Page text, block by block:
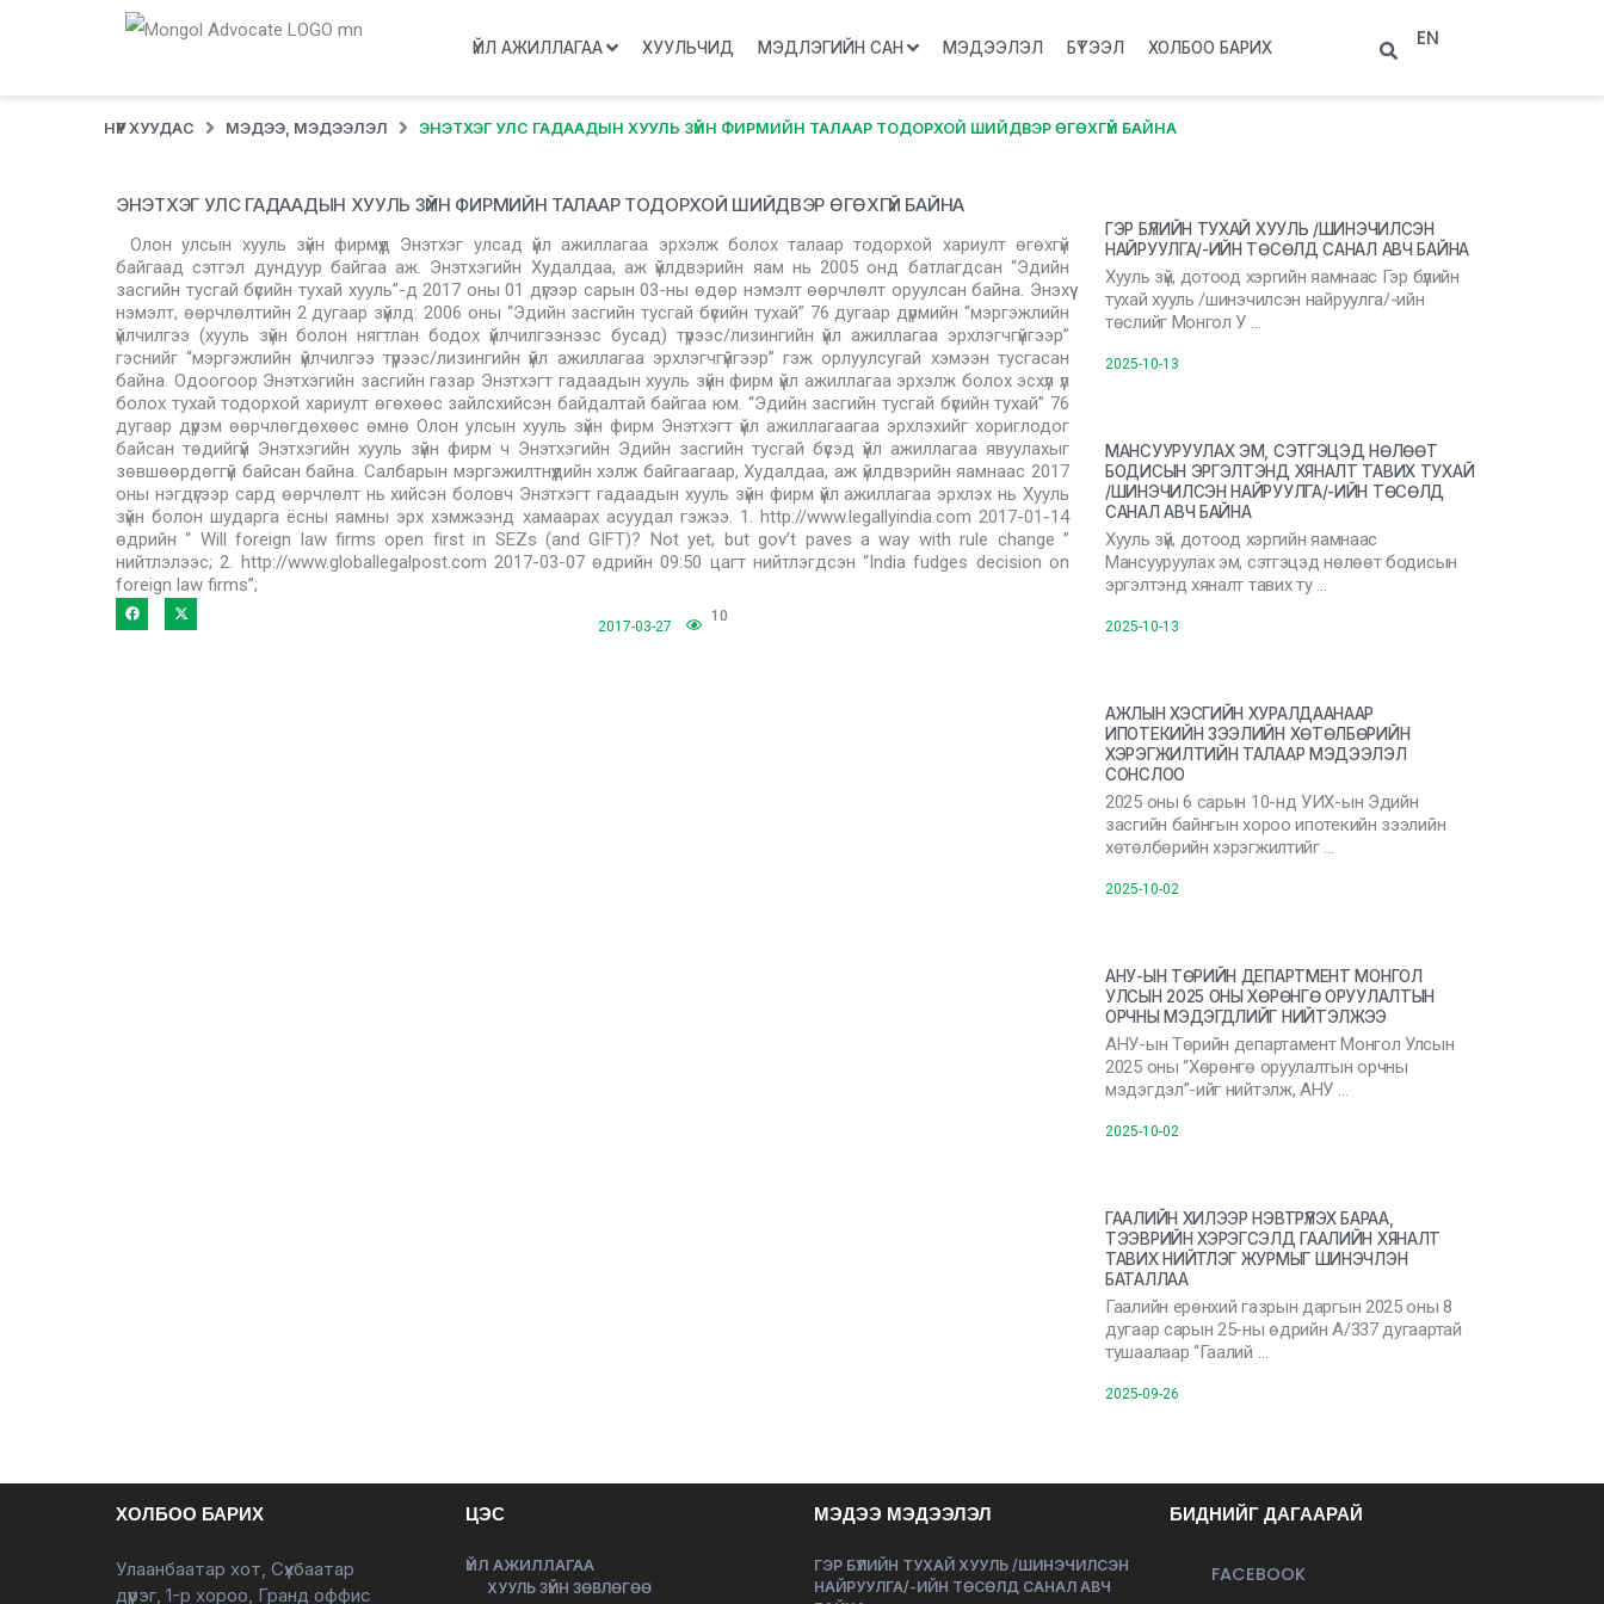
ҮЙЛ АЖИЛЛАГАА ХУУЛЬЧИД МЭДЛЭГИЙН САН МЭДЭЭЛЭЛ БҮТЭЭЛ ХОЛБОО БАРИХ EN
НҮҮР ХУУДАС МЭДЭЭ, МЭДЭЭЛЭЛ ЭНЭТХЭГ УЛС ГАДААДЫН ХУУЛЬ ЗҮЙН ФИРМИЙН ТАЛААР ТОДОРХОЙ ШИЙДВЭР ӨГӨХГҮЙ БАЙНА
ЭНЭТХЭГ УЛС ГАДААДЫН ХУУЛЬ ЗҮЙН ФИРМИЙН ТАЛААР ТОДОРХОЙ ШИЙДВЭР ӨГӨХГҮЙ БАЙНА
Олон улсын хууль зүйн фирмүүд Энэтхэг улсад үйл ажиллагаа эрхэлж болох талаар тодорхой хариулт өгөхгүй
байгаад сэтгэл дундуур байгаа аж. Энэтхэгийн Худалдаа, аж үйлдвэрийн яам нь 2005 онд батлагдсан “Эдийн
засгийн тусгай бүсийн тухай хууль”-д 2017 оны 01 дүгээр сарын 03-ны өдөр нэмэлт өөрчлөлт оруулсан байна. Энэхүү
нэмэлт, өөрчлөлтийн 2 дугаар зүйлд: 2006 оны “Эдийн засгийн тусгай бүсийн тухай” 76 дугаар дүрмийн “мэргэжлийн
үйлчилгээ (хууль зүйн болон нягтлан бодох үйлчилгээнээс бусад) түрээс/лизингийн үйл ажиллагаа эрхлэгчгүйгээр”
гэснийг “мэргэжлийн үйлчилгээ түрээс/лизингийн үйл ажиллагаа эрхлэгчгүйгээр” гэж орлуулсугай хэмээн тусгасан
байна. Одоогоор Энэтхэгийн засгийн газар Энэтхэгт гадаадын хууль зүйн фирм үйл ажиллагаа эрхэлж болох эсхүл үл
болох тухай тодорхой хариулт өгөхөөс зайлсхийсэн байдалтай байгаа юм. “Эдийн засгийн тусгай бүсийн тухай” 76
дугаар дүрэм өөрчлөгдөхөөс өмнө Олон улсын хууль зүйн фирм Энэтхэгт үйл ажиллагаагаа эрхлэхийг хориглодог
байсан төдийгүй Энэтхэгийн хууль зүйн фирм ч Энэтхэгийн Эдийн засгийн тусгай бүсэд үйл ажиллагаа явуулахыг
зөвшөөрдөггүй байсан байна. Салбарын мэргэжилтнүүдийн хэлж байгаагаар, Худалдаа, аж үйлдвэрийн яамнаас 2017
оны нэгдүгээр сард өөрчлөлт нь хийсэн боловч Энэтхэгт гадаадын хууль зүйн фирм үйл ажиллагаа эрхлэх нь Хууль
зүйн болон шударга ёсны яамны эрх хэмжээнд хамаарах асуудал гэжээ. 1. http://www.legallyindia.com 2017-01-14
өдрийн “ Will foreign law firms open first in SEZs (and GIFT)? Not yet, but gov’t paves a way with rule change ”
нийтлэлээс; 2. http://www.globallegalpost.com 2017-03-07 өдрийн 09:50 цагт нийтлэгдсэн “India fudges decision on
foreign law firms”;
2017-03-27
10
ГЭР БҮЛИЙН ТУХАЙ ХУУЛЬ /ШИНЭЧИЛСЭН
НАЙРУУЛГА/-ИЙН ТӨСӨЛД САНАЛ АВЧ БАЙНА
Хууль зүй, дотоод хэргийн яамнаас Гэр бүлийн
тухай хууль /шинэчилсэн найруулга/-ийн
төслийг Монгол У …
2025-10-13
МАНСУУРУУЛАХ ЭМ, СЭТГЭЦЭД НӨЛӨӨТ
БОДИСЫН ЭРГЭЛТЭНД ХЯНАЛТ ТАВИХ ТУХАЙ
/ШИНЭЧИЛСЭН НАЙРУУЛГА/-ИЙН ТӨСӨЛД
САНАЛ АВЧ БАЙНА
Хууль зүй, дотоод хэргийн яамнаас
Мансууруулах эм, сэтгэцэд нөлөөт бодисын
эргэлтэнд хяналт тавих ту …
2025-10-13
АЖЛЫН ХЭСГИЙН ХУРАЛДААНААР
ИПОТЕКИЙН ЗЭЭЛИЙН ХӨТӨЛБӨРИЙН
ХЭРЭГЖИЛТИЙН ТАЛААР МЭДЭЭЛЭЛ
СОНСЛОО
2025 оны 6 сарын 10-нд УИХ-ын Эдийн
засгийн байнгын хороо ипотекийн зээлийн
хөтөлбөрийн хэрэгжилтийг …
2025-10-02
АНУ-ЫН ТӨРИЙН ДЕПАРТМЕНТ МОНГОЛ
УЛСЫН 2025 ОНЫ ХӨРӨНГӨ ОРУУЛАЛТЫН
ОРЧНЫ МЭДЭГДЛИЙГ НИЙТЭЛЖЭЭ
АНУ-ын Төрийн департамент Монгол Улсын
2025 оны “Хөрөнгө оруулалтын орчны
мэдэгдэл”-ийг нийтэлж, АНУ …
2025-10-02
ГААЛИЙН ХИЛЭЭР НЭВТРҮҮЛЭХ БАРАА,
ТЭЭВРИЙН ХЭРЭГСЭЛД ГААЛИЙН ХЯНАЛТ
ТАВИХ НИЙТЛЭГ ЖУРМЫГ ШИНЭЧЛЭН
БАТАЛЛАА
Гаалийн ерөнхий газрын даргын 2025 оны 8
дугаар сарын 25-ны өдрийн А/337 дугаартай
тушаалаар “Гаалий …
2025-09-26
ХОЛБОО БАРИХ
Улаанбаатар хот, Сүхбаатар
дүүрэг, 1-р хороо, Гранд оффис
ЦЭС
ҮЙЛ АЖИЛЛАГАА
ХУУЛЬ ЗҮЙН ЗӨВЛӨГӨӨ
МЭДЭЭ МЭДЭЭЛЭЛ
ГЭР БҮЛИЙН ТУХАЙ ХУУЛЬ /ШИНЭЧИЛСЭН
НАЙРУУЛГА/-ИЙН ТӨСӨЛД САНАЛ АВЧ
БИДНИЙГ ДАГААРАЙ
FACEBOOK